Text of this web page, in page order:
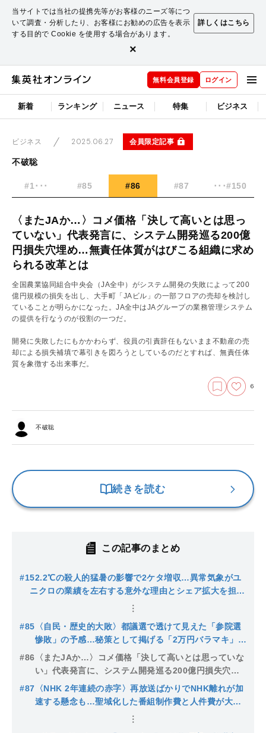
当サイトでは当社の提携先等がお客様のニーズ等につ
いて調査・分析したり、お客様にお勧めの広告を表示
する目的で Cookie を使用する場合があります。
詳しくはこちら
×
無料会員登録 ログイン
新着 ランキング ニュース 特集 ビジネス
ビジネス 2025.06.27 会員限定記事
不破聡
#1･･･ #85 #86 #87 ･･･#150
〈またJAか…〉コメ価格「決して高いとは思っ
ていない」代表発言に、システム開発巡る200億
円損失穴埋め…無責任体質がはびこる組織に求め
られる改革とは
全国農業協同組合中央会（JA全中）がシステム開発の失敗によって200
億円規模の損失を出し、大手町「JAビル」の一部フロアの売却を検討し
ていることが明らかになった。JA全中はJAグループの業務管理システム
の提供を行なうのが役割の一つだ。
開発に失敗したにもかかわらず、役員の引責辞任もないまま不動産の売
却による損失補填で幕引きを図ろうとしているのだとすれば、無責任体
質を象徴する出来事だ。
6
不破聡
続きを読む
この記事のまとめ
#152.2℃の殺人的猛暑の影響で2ケタ増収…異常気象がユ
ニクロの業績を左右する意外な理由とシェア拡大を担う
#85 〈自民・歴史的大敗〉都議選で透けて見えた「参院選
惨敗」の予感…秘策として掲げる「2万円バラマキ」政
策の乏しい根拠と効果
#86 〈またJAか…〉コメ価格「決して高いとは思っていな
い」代表発言に、システム開発巡る200億円損失穴埋
め…無責任体質がはびこる組織に求められる改革とは
#87 〈NHK 2年連続の赤字〉再放送ばかりでNHK離れが加
速する懸念も…聖域化した番組制作費と人件費が大幅
カットされる最悪のシナリオ